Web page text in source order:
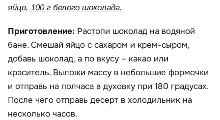
яйцо, 100 г белого шоколада.
Приготовление: Растопи шоколад на водяной
бане. Смешай яйцо с сахаром и крем-сыром,
добавь шоколад, а по вкусу – какао или
краситель. Выложи массу в небольшие формочки
и отправь на полчаса в духовку при 180 градусах.
После чего отправь десерт в холодильник на
несколько часов.